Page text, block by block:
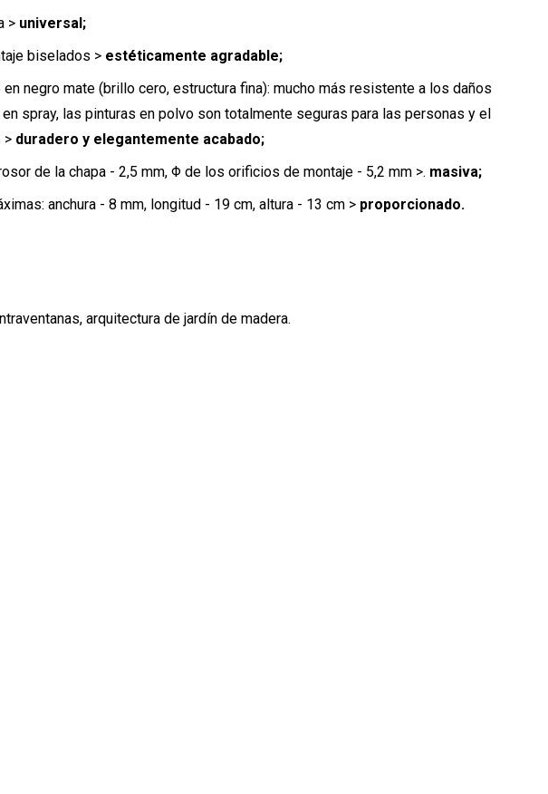
> universal;
biselados > estéticamente agradable;
en negro mate (brillo cero, estructura fina): mucho más resistente a los daños
spray, las pinturas en polvo son totalmente seguras para las personas y el
> duradero y elegantemente acabado;
de la chapa - 2,5 mm, Φ de los orificios de montaje - 5,2 mm >. masiva;
anchura - 8 mm, longitud - 19 cm, altura - 13 cm > proporcionado.
arquitectura de jardín de madera.